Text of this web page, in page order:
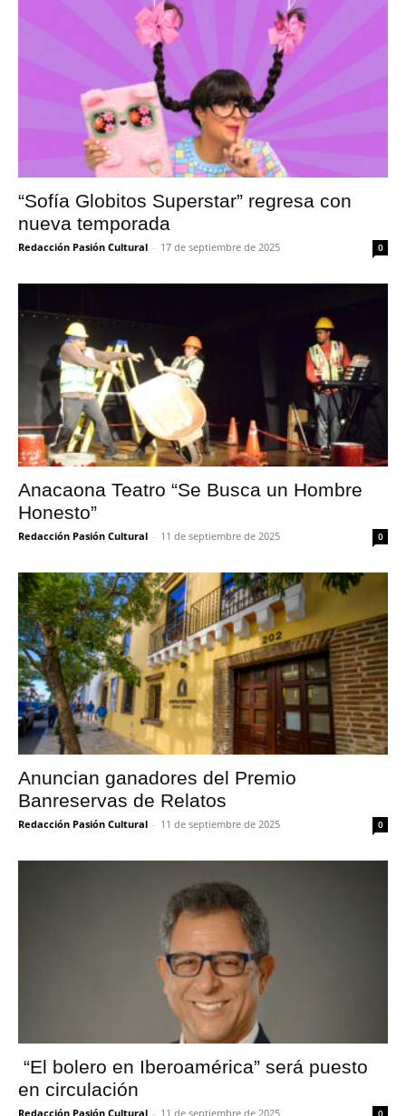
“Sofía Globitos Superstar” regresa con
nueva temporada
Redacción Pasión Cultural - 17 de septiembre de 2025 0
Anacaona Teatro “Se Busca un Hombre
Honesto”
Redacción Pasión Cultural - 11 de septiembre de 2025 0
Anuncian ganadores del Premio
Banreservas de Relatos
Redacción Pasión Cultural - 11 de septiembre de 2025 0
“El bolero en Iberoamérica” será puesto
en circulación
Redacción Pasión Cultural - 11 de septiembre de 2025 0